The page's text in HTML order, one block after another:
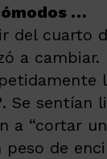
…
del cuarto
a cambiar.
. Se sentían
a “cortar
peso de